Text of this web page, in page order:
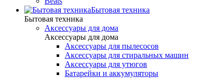
Бытовая техника
Бытовая техника
Аксессуары для дома
Аксессуары для дома
Аксессуары для пылесосов
Аксессуары для стиральных машин
Аксессуары для утюгов
Батарейки и аккумуляторы